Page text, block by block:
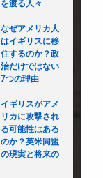
を渡る人々
なぜアメリカ人
はイギリスに移
住するのか？政
治だけではない
7つの理由
イギリスがアメ
リカに攻撃され
る可能性はある
のか？英米同盟
の現実と将来の